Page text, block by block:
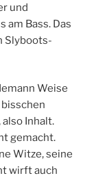
und
am Bass. Das
Slyboots-
Weise
Inhalt.
gemacht.
Witze, seine
wirft auch